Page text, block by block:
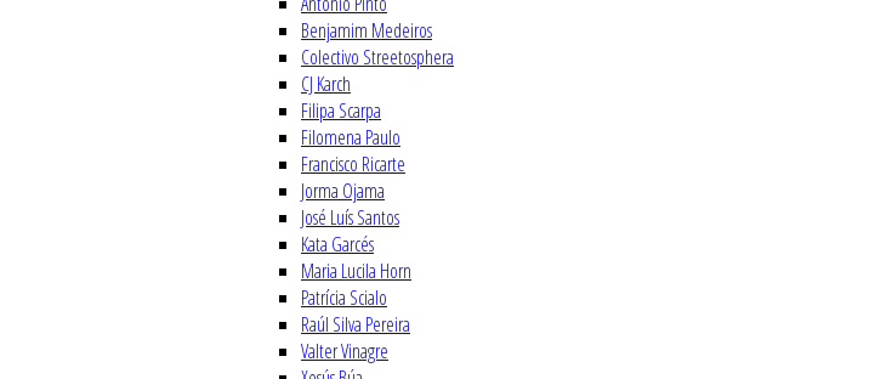
Benjamim Medeiros
Colectivo Streetosphera
CJ Karch
Filipa Scarpa
Filomena Paulo
Francisco Ricarte
Jorma Ojama
José Luís Santos
Kata Garcés
Maria Lucila Horn
Patrícia Scialo
Raúl Silva Pereira
Valter Vinagre